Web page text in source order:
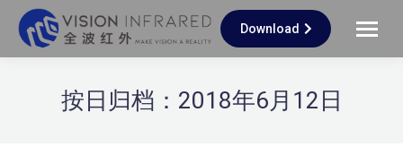
Download
按日归档： 2018年6月12日